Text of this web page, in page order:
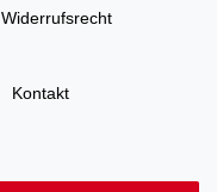
Widerrufs­recht
Kontakt